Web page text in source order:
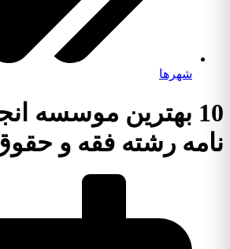
شهرها
10 بهترین موسسه
نامه رشته فقه و